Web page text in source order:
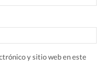
y sitio web en este